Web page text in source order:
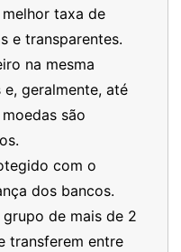
taxa de
e transparentes.
na mesma
geralmente, até
são
com o
dos bancos.
de mais de 2
transferem entre